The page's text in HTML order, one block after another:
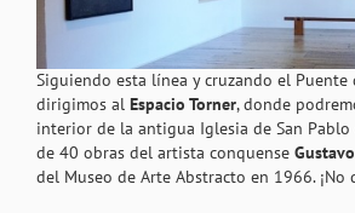
Siguiendo esta línea y cruzando el Puente
dirigimos al Espacio Torner, donde
interior de la antigua Iglesia de San
de 40 obras del artista conquense
del Museo de Arte Abstracto en 1966.